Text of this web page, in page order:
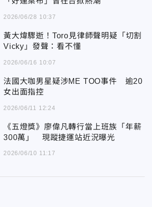
2026/06/28 10:37
黃大煒驟逝！Toro見律師聲明疑「切割
Vicky」發聲：看不懂
2026/06/16 10:07
法國大咖男星疑涉ME TOO事件 逾20
女出面指控
2026/06/11 12:24
《五燈獎》廖偉凡轉行當上班族「年薪
300萬」 現蹤捷運站近況曝光
2026/06/10 11:17